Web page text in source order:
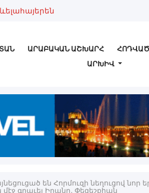
ԱՐԱԲԱԿԱՆ ԱՇԽԱՐՀ ՀՈԴՎԱԾ
ԱՐԽԻՎ
են Հորմուզի նեղուցով նոր